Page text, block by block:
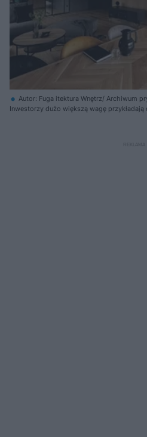
Autor: Fuga itektura Wnętrz/ Archiwum
Inwestorzy dużo większą wagę